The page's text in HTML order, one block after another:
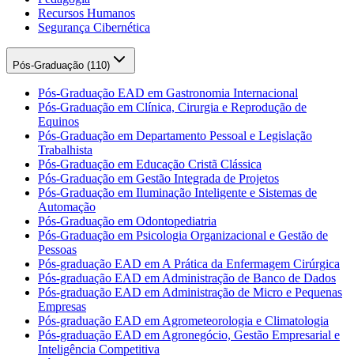
Recursos Humanos
Segurança Cibernética
Pós-Graduação (110)
Pós-Graduação EAD em Gastronomia Internacional
Pós-Graduação em Clínica, Cirurgia e Reprodução de
Equinos
Pós-Graduação em Departamento Pessoal e Legislação
Trabalhista
Pós-Graduação em Educação Cristã Clássica
Pós-Graduação em Gestão Integrada de Projetos
Pós-Graduação em Iluminação Inteligente e Sistemas de
Automação
Pós-Graduação em Odontopediatria
Pós-Graduação em Psicologia Organizacional e Gestão de
Pessoas
Pós-graduação EAD em A Prática da Enfermagem Cirúrgica
Pós-graduação EAD em Administração de Banco de Dados
Pós-graduação EAD em Administração de Micro e Pequenas
Empresas
Pós-graduação EAD em Agrometeorologia e Climatologia
Pós-graduação EAD em Agronegócio, Gestão Empresarial e
Inteligência Competitiva